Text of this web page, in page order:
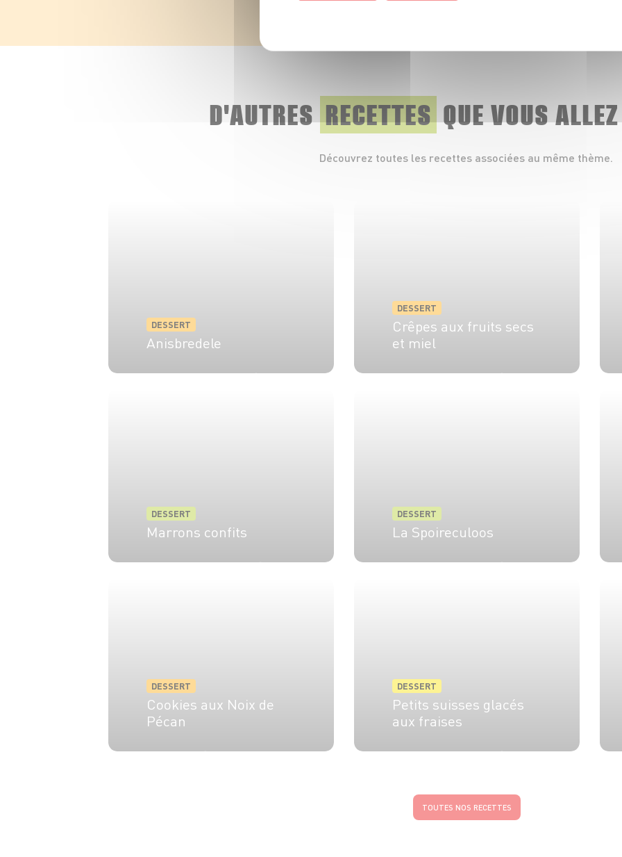
D'AUTRES RECETTES QUE VOUS
Découvrez toutes les recettes associées au même thème.
DESSERT
Anisbredele
DESSERT
Crêpes aux fruits secs
et miel
DESSERT
Marrons confits
DESSERT
La Spoireculoos
DESSERT
Cookies aux Noix de
Pécan
DESSERT
Petits suisses glacés
aux fraises
TOUTES NOS RECETTES